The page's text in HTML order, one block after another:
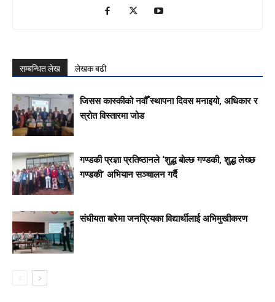
सम्बन्धित लेख लेखक बढी
जिसस कास्कीको नवौँ स्थापना दिवस मनाइयो, अधिकार र
स्रोत विस्तारमा जोड
गण्डकी प्रज्ञा प्रतिष्ठानले ‘शुद्ध बोल्छ गण्डकी, शुद्ध लेख्छ
गण्डकी’ अभियान सञ्चालन गर्दै
संघीयता बारेमा जनप्रियका विद्यार्थीलाई अभिमुखीकरण